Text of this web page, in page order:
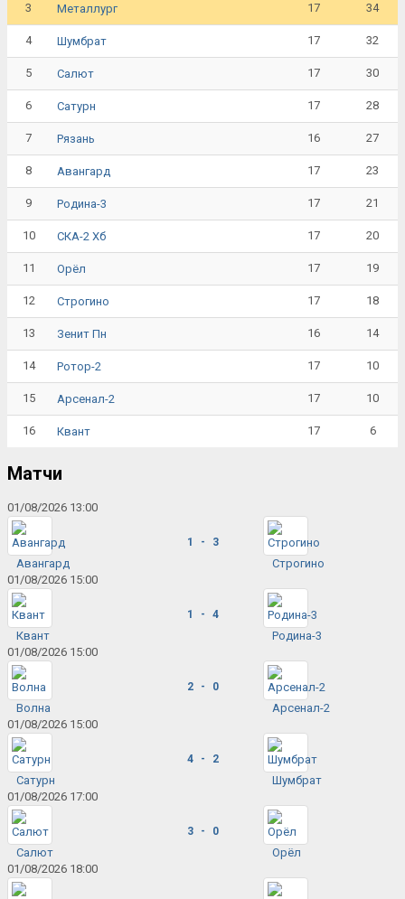
3 Металлург 17 34
4 Шумбрат 17 32
5 Салют 17 30
6 Сатурн 17 28
7 Рязань 16 27
8 Авангард 17 23
9 Родина-3 17 21
10 СКА-2 Хб 17 20
11 Орёл 17 19
12 Строгино 17 18
13 Зенит Пн 16 14
14 Ротор-2 17 10
15 Арсенал-2 17 10
16 Квант 17 6
Матчи
01/08/2026 13:00
Авангард
1 - 3
Строгино
01/08/2026 15:00
Квант
1 - 4
Родина-3
01/08/2026 15:00
Волна
2 - 0
Арсенал-2
01/08/2026 15:00
Сатурн
4 - 2
Шумбрат
01/08/2026 17:00
Салют
3 - 0
Орёл
01/08/2026 18:00